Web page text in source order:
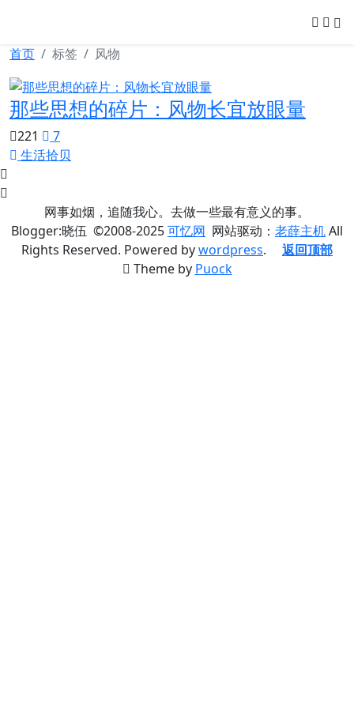
首页 标签 风物
那些思想的碎片：风物长宜放眼量
221
7
生活拾贝
网事如烟，追随我心。去做一些最有意义的事。
Blogger:晓伍 ©2008-2025可忆网 网站驱动： 老薛主机All
Rights Reserved. Powered bywordpress.
返回顶部
Theme by Puock